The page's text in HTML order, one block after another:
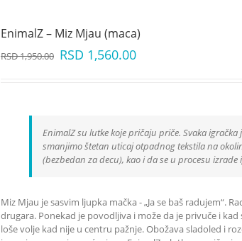
EnimalZ – Miz Mjau (maca)
RSD1,950.00 RSD 1,560.00
EnimalZ su lutke koje pričaju priče. Svaka
smanjimo štetan uticaj otpadnog tekstila na
(bezbedan za decu), kao i da se u procesu
Miz Mjau je sasvim ljupka mačka - „Ja se baš radujem“.
drugara. Ponekad je povodljiva i može da je privuče i
loše volje kad nije u centru pažnje. Obožava sladoled i